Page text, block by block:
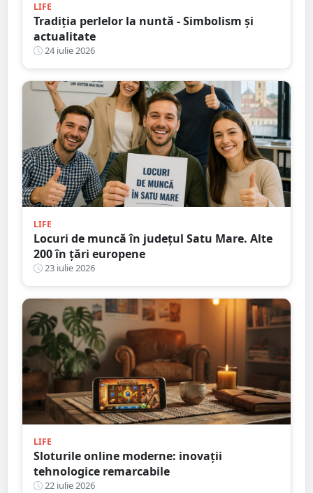
LIFE
Tradiția perlelor la nuntă - Simbolism și
actualitate
24 iulie 2026
LIFE
Locuri de muncă în județul Satu Mare. Alte
200 în țări europene
23 iulie 2026
LIFE
Sloturile online moderne: inovații
tehnologice remarcabile
22 iulie 2026